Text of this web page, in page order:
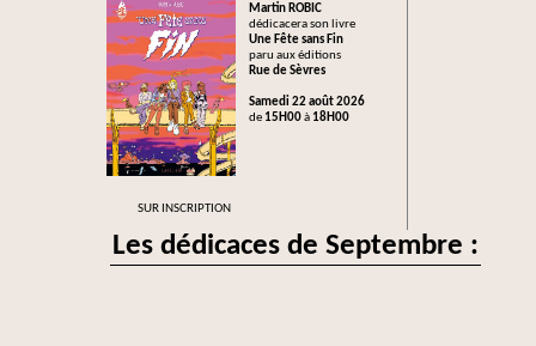
Martin ROBIC
dédicacera son livre
Une Fête sans Fin
paru aux éditions
Rue de Sèvres
Samedi 22 août 2026
de 15H00 à 18H00
SUR INSCRIPTION
Les dédicaces de Septembre :